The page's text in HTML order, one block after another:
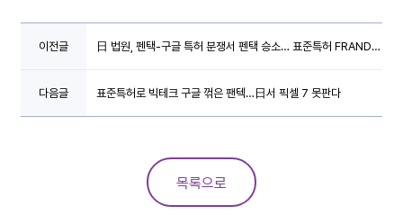
이전글
日 법원, 펜택-구글 특허 분쟁서 펜택 승소… 표준특허 FRAND
다음글 표준특허로 빅테크 구글 꺾은 팬텍…日서 픽셀 7 못판다
목록으로